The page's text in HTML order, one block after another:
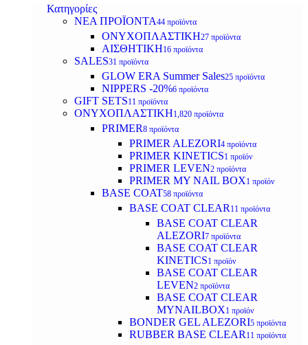
Κατηγορίες
ΝΕΑ ΠΡΟΪΟΝΤΑ44 προϊόντα
ΟΝΥΧΟΠΛΑΣΤΙΚΗ27 προϊόντα
ΑΙΣΘΗΤΙΚΗ16 προϊόντα
SALES31 προϊόντα
GLOW ERA Summer Sales25 προϊόντα
NIPPERS -20%6 προϊόντα
GIFT SETS11 προϊόντα
ΟΝΥΧΟΠΛΑΣΤΙΚΗ1,820 προϊόντα
PRIMER8 προϊόντα
PRIMER ALEZORI4 προϊόντα
PRIMER KINETICS1 προϊόν
PRIMER LEVEN2 προϊόντα
PRIMER MY NAIL BOX1 προϊόν
BASE COAT58 προϊόντα
BASE COAT CLEAR 11 προϊόντα
BASE COAT CLEAR
ALEZORI7 προϊόντα
BASE COAT CLEAR
KINETICS1 προϊόν
BASE COAT CLEAR
LEVEN2 προϊόντα
BASE COAT CLEAR
MYNAILBOX1 προϊόν
BONDER GEL ALEZORI5 προϊόντα
RUBBER BASE CLEAR 11 προϊόντα